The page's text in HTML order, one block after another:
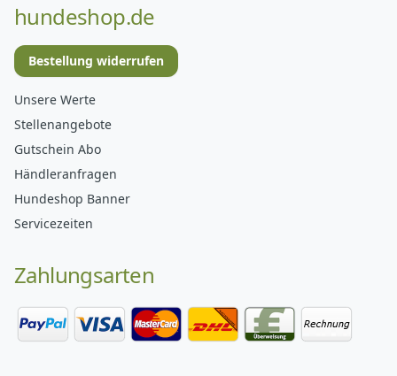
hundeshop.de
Bestellung widerrufen
Unsere Werte
Stellenangebote
Gutschein Abo
Händleranfragen
Hundeshop Banner
Servicezeiten
Zahlungsarten